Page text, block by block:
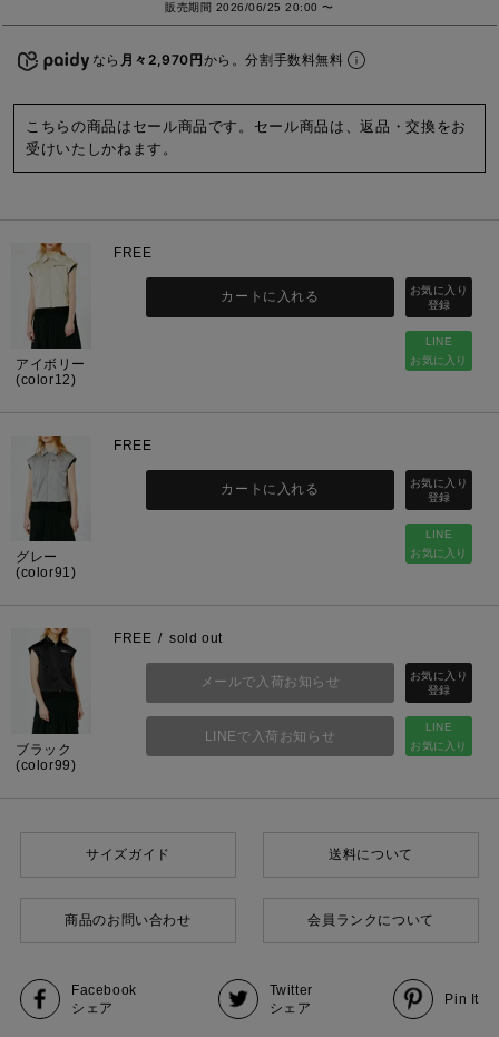
販売期間 2026/06/25 20:00〜
なら 月々2,970円から。分割手数料無料
こちらの商品はセール商品です。セール商品は、返品・交換をお
受けいたしかねます。
アイボリー
(color12)
FREE
LINE
お気に入り
カートに入れる
グレー
(color91)
FREE
LINE
お気に入り
カートに入れる
ブラック
(color99)
FREE sold out
LINE
お気に入り
メールで入荷お知らせ
LINEで入荷お知らせ
サイズガイド 送料について
商品のお問い合わせ 会員ランクについて
Facebook
シェア
Twitter
シェア
Pin It